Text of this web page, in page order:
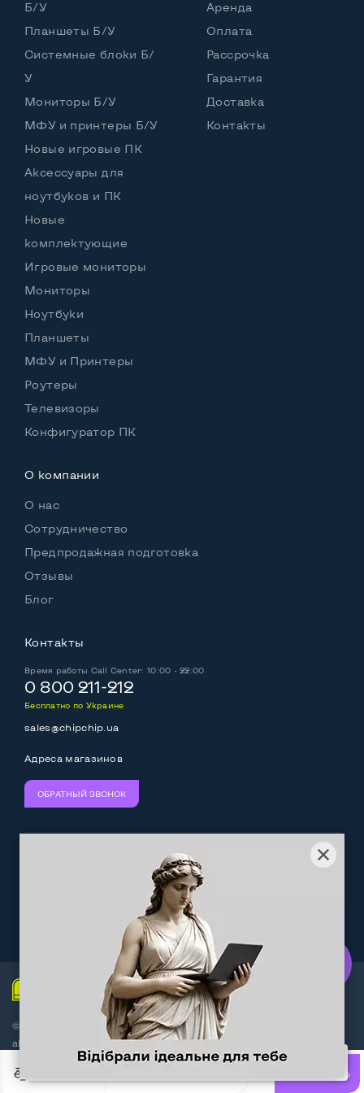
Разъемы подключения:
Сетевой Ethernet (RJ-45)
Нет
Беспроводные подключения:
ЦветБелый
КУПИТЬ
3 пользователя добавили этот товар в корзину
Б/У
Планшеты Б/У
Системные блоки Б/
У
Мониторы Б/У
МФУ и принтеры Б/У
Новые игровые ПК
Аксессуары для
ноутбуков и ПК
Новые
комплектующие
Игровые мониторы
Мониторы
Ноутбуки
Планшеты
МФУ и Принтеры
Роутеры
Телевизоры
Конфигуратор ПК
Аренда
Оплата
Рассрочка
Гарантия
Доставка
Контакты
О компании
О нас
Сотрудничество
Предпродажная подготовка
Отзывы
Блог
Контакты
Время работы Call Center: 10:00 - 22:00
0 800 211-212
Бесплатно по Украине
sales@chipchip.ua
Адреса магазинов
ОБРАТНЫЙ ЗВОНОК
Следите за нами:
Work.ua— самий кльовий
наш партнер
© Интернет-магазин ChipChip - компьютерная техника и
аксессуары 2014-2026
Договор оферты